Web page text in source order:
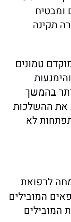
ומבטיח
תקינה
טמונים
בהמשך
את ההשלכות
לא
לרפואת
המובילים
המובילים